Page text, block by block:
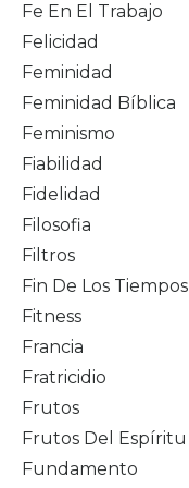
Fe En El Trabajo
Felicidad
Feminidad
Feminidad Bíblica
Feminismo
Fiabilidad
Fidelidad
Filosofia
Filtros
Fin De Los Tiempos
Fitness
Francia
Fratricidio
Frutos
Frutos Del Espíritu
Fundamento